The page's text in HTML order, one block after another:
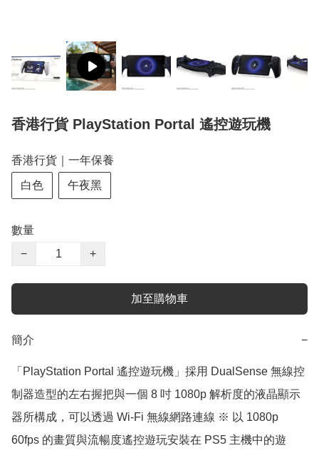
香港行貨 PlayStation Portal 遙控遊玩機
香港行貨｜一年保養
白色 午夜黑
數量
−
+
加至購物車
簡介 −
「PlayStation Portal 遙控遊玩機」採用 DualSense 無線控
制器造型的左右握把與一個 8 吋 1080p 解析度的液晶顯示
器所構成，可以透過 Wi-Fi 無線網路連線 ※ 以 1080p
60fps 的畫質與流暢度遙控遊玩安裝在 PS5 主機中的遊